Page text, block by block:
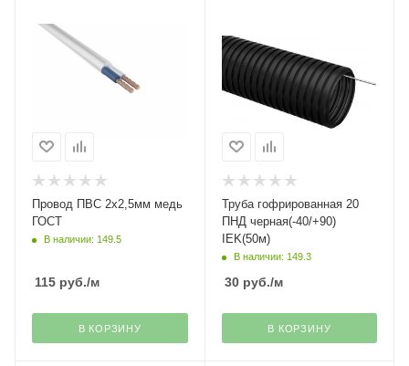
Провод ПВС 2х2,5мм медь
ГОСТ
В наличии: 149.5
115 руб./м
В КОРЗИНУ
Труба гофрированная 20
ПНД черная(-40/+90)
IEK(50м)
В наличии: 149.3
30руб./м
В КОРЗИНУ